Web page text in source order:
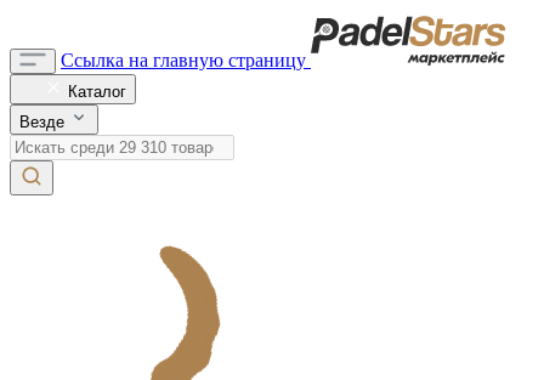
Ссылка на главную страницу
Каталог
Везде